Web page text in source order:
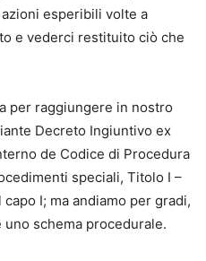
esperibili volte a
e vederci restituito ciò che
per raggiungere in nostro
Decreto Ingiuntivo ex
de Codice di Procedura
speciali, Titolo I –
I; ma andiamo per gradi,
schema procedurale.